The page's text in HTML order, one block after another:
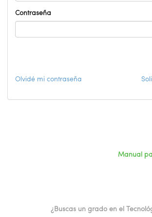
Contraseña
Olvidé mi contraseña
Manual
¿Buscas un grado en el